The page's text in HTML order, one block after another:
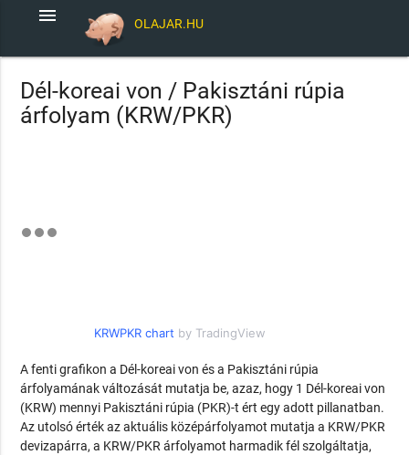
OLAJAR.HU
menu
Dél-koreai von / Pakisztáni rúpia
árfolyam (KRW/PKR)
KRWPKR chart by TradingView
A fenti grafikon a Dél-koreai von és a Pakisztáni rúpia
árfolyamának változását mutatja be, azaz, hogy 1 Dél-koreai von
(KRW) mennyi Pakisztáni rúpia (PKR)-t ért egy adott pillanatban.
Az utolsó érték az aktuális középárfolyamot mutatja a KRW/PKR
devizapárra, a KRW/PKR árfolyamot harmadik fél szolgáltatja,